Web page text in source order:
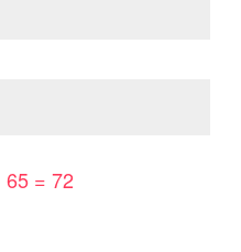
65 = 72